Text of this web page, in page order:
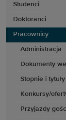
Studenci
Doktoranci
Pracownicy
Administracja
Dokumenty
Stopnie i
Konkursy/
Przyjazdy